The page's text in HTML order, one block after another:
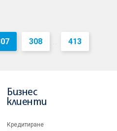
308 ... 413
Бизнес
клиенти
Кредитиране